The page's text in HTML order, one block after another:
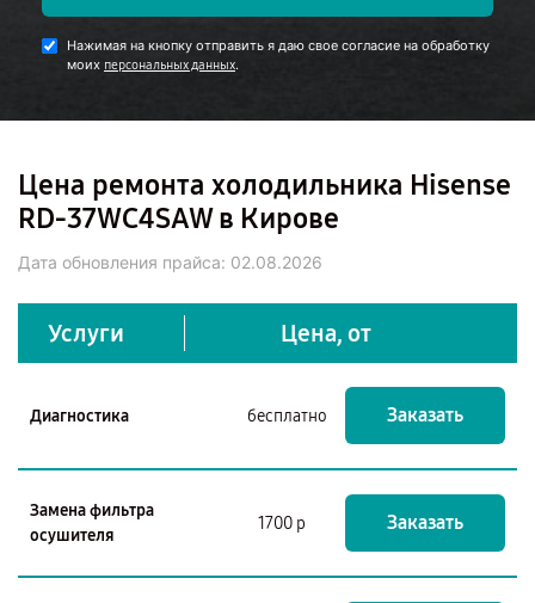
Нажимая на кнопку отправить я даю свое согласие на обработку
моих персональных данных.
Цена ремонта холодильника Hisense
RD-37WC4SAW в Кирове
Дата обновления прайса: 02.08.2026
Услуги Цена, от
Диагностика бесплатно Заказать
Замена фильтра
осушителя
1700 р Заказать